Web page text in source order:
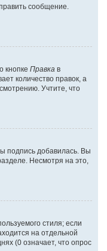
сообщение.
кнопке Правка в
количество правок, а
Учтите, что
подпись добавилась. Вы
Несмотря на это,
стиля; если
на отдельной
(0 означает, что опрос